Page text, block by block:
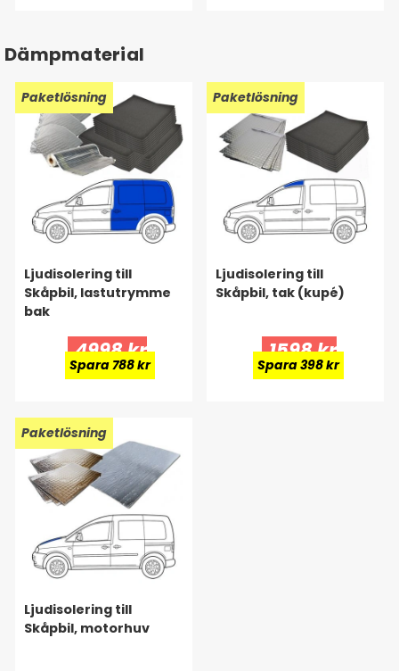
Dämpmaterial
Paketlösning
Ljudisolering till
Skåpbil, lastutrymme
bak
4998 kr
Spara 788 kr
Paketlösning
Ljudisolering till
Skåpbil, tak (kupé)
1598 kr
Spara 398 kr
Paketlösning
Ljudisolering till
Skåpbil, motorhuv